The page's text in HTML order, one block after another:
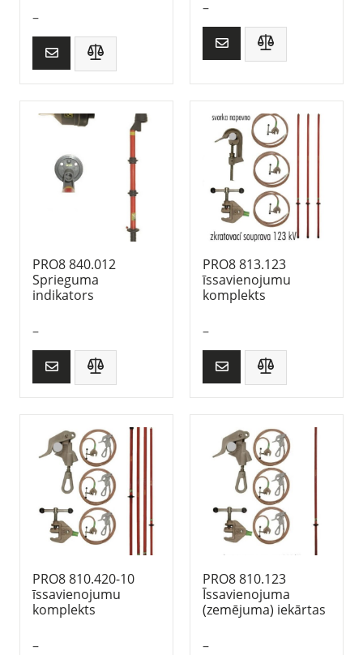
–
–
PRO8 840.012
Sprieguma
indikators
–
PRO8 813.123
īssavienojumu
komplekts
–
PRO8 810.420-10
īssavienojumu
komplekts
–
PRO8 810.123
Īssavienojuma
(zemējuma) iekārtas
–